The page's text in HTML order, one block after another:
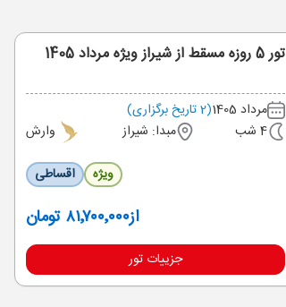
تور 5 روزه مسقط از شیراز ویژه مرداد 1405
مرداد 1405
(2 تاریخ برگزاری)
4 شب
مبدا: شیراز
وارش
ویژه
اقساطی
از۸۱٬۷۰۰٬۰۰۰ تومان
جزییات تور